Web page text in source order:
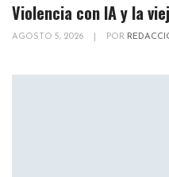
Violencia con IA y la
AGOSTO 5, 2026 POR